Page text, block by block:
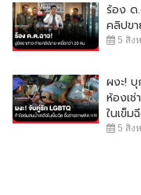
ศึก ปชป.-ภูมิใจไทย ยังไม่จบ !!
นัวปม ร่าง พรบ.กัญชา
ร้อง ด
คลิปข
5 สิง
ผงะ!
ห้องเช่
ในเข็ม
5 สิง